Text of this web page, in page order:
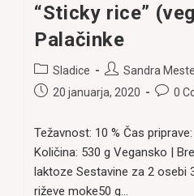
“Sticky rice”
Palačinke
Post
category:
Sladice
Post
author:
Sandra
Post20 januarja, 2020
Post0
Težavnost: 10 % Čas
Količina: 530 g Vegansko |
laktoze Sestavine za 2 osebi
riževe moke50 g…